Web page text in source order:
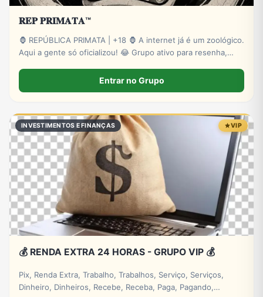
𝐑𝐄𝐏 𝐏𝐑𝐈𝐌𝐀𝐓𝐀™
🦍 REPÚBLICA PRIMATA | +18 🦍 A internet já é um zoológico.
Aqui a gente só oficializou! 😂 Grupo ativo para resenha,
presente e muita interação. Entre para o bando! 🍌🔥 🔞
Exclusivo para maiores.
Entrar no Grupo
INVESTIMENTOS E FINANÇAS VIP
💰 RENDA EXTRA 24 HORAS - GRUPO VIP 💰
Pix, Renda Extra, Trabalho, Trabalhos, Serviço, Serviços,
Dinheiro, Dinheiros, Recebe, Receba, Paga, Pagando,